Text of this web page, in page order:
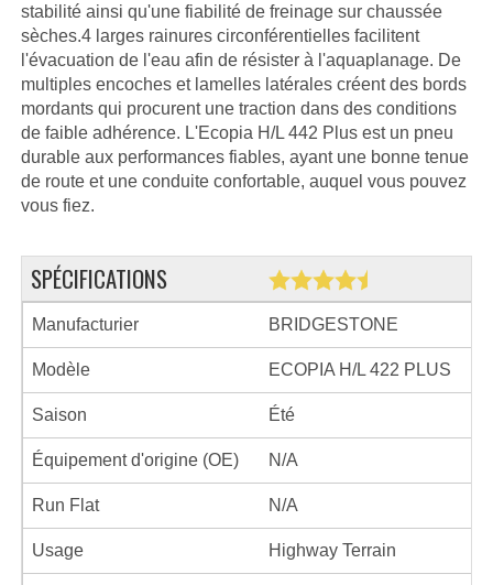
stabilité ainsi qu'une fiabilité de freinage sur chaussée
sèches.4 larges rainures circonférentielles facilitent
l'évacuation de l'eau afin de résister à l'aquaplanage. De
multiples encoches et lamelles latérales créent des bords
mordants qui procurent une traction dans des conditions
de faible adhérence. L'Ecopia H/L 442 Plus est un pneu
durable aux performances fiables, ayant une bonne tenue
de route et une conduite confortable, auquel vous pouvez
vous fiez.
SPÉCIFICATIONS
Manufacturier BRIDGESTONE
Modèle ECOPIA H/L 422 PLUS
Saison Été
Équipement d'origine (OE) N/A
Run Flat N/A
Usage Highway Terrain